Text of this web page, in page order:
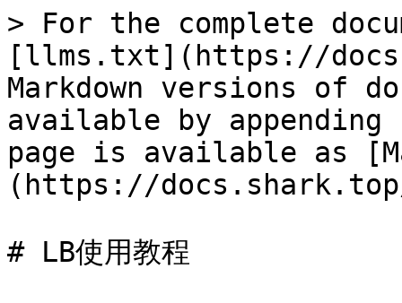
> For the complete
[llms.txt](https://
Markdown versions of
available by
page is available as
(https://
# LB使用教程